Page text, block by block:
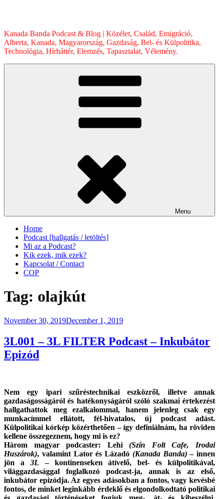
Kanada Banda Podcast & Blog | Közélet, Család, Emigráció,
Alberta, Kanada, Magyarország, Gazdaság, Bel- és Külpolitika,
Technológia, Hírháttér, Elemzés, Tapasztalat, Vélemény.
Menu
Home
Podcast [hallgatás / letöltés]
Mi az a Podcast?
Kik ezek, mik ezek?
Kapcsolat / Contact
COP
Tag: olajkút
Posted
November 30, 2019December 1, 2019
3L001 – 3L FILTER Podcast – Inkubátor
Epizód
Nem egy ipari szűréstechnikai eszközről, illetve annak
gazdaságosságáról és hatékonyságáról szóló szakmai értekezést
hallgathattok meg ezalkalommal, hanem jelenleg csak egy
munkacímmel ellátott, fél-hivatalos, új podcast adást.
Külpolitikai kórkép közérthetően – így definiálnám, ha röviden
kellene összegeznem, hogy mi is ez?
Három magyar podcaster: Lehi(Szín Folt Cafe, Irodai
Huszárok), valamint Lator és Lázadó (Kanada Banda) – innen
jön a 3L – kontinenseken átívelő, bel- és külpolitikával,
világgazdasággal foglalkozó podcast-ja, annak is az első,
inkubátor epizódja. Az egyes adásokban a fontos, vagy kevésbé
fontos, de minket leginkább érdeklő és elgondolkodtató politikai